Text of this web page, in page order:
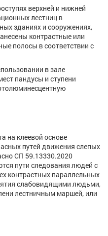
верхней и нижней
лестниц в
зданиях и сооружениях,
контрастные или
полосы в соответствии с
в зале
пандусы и ступени
на клеевой основе
путей движения слепых
СП 59.13330.2020
пути следования людей с
контрастных параллельных
слабовидящими людьми,
лестничным маршей, или